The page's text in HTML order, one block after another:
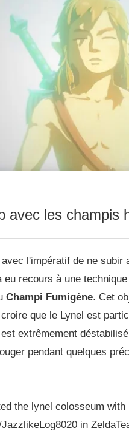
avec les champis
l'impératif de ne subir
eu recours à une
Champi Fumigène. Cet
que le Lynel est
extrêmement
pendant quelques
the lynel colosseum with
JazzlikeLog8020 in